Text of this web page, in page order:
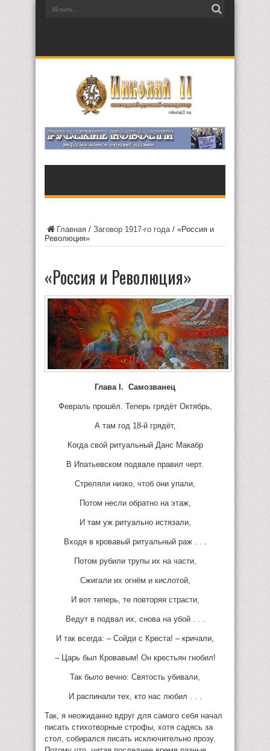
Главная / Заговор 1917-го года/ «Россия и
Революция»
«Россия и Революция»
Глава . Самозванец
Февраль прошёл. Теперь грядёт Октябрь,
А там год 18-й грядёт,
Когда свой ритуальный Данс Макабр
В Ипатьевском подвале правил черт.
Стреляли низко, чтоб они упали,
Потом несли обратно на этаж,
И там уж ритуально истязали,
Входя в кровавый ритуальный раж . . .
Потом рубили трупы их на части,
Сжигали их огнём и кислотой,
И вот теперь, те повторяя страсти,
Ведут в подвал их, снова на убой . . .
И так всегда: – Сойди с Креста! – кричали,
– Царь был Кровавым! Он крестьян гнобил!
Так было вечно: Святость убивали,
И распинали тех, кто нас любил . . .
Так, я неожиданно вдруг для самого себя начал
писать стихотворные строфы, хотя садясь за
стол, собирался писать исключительно прозу.